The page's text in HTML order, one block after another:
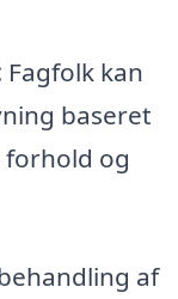
Fagfolk kan
baseret
forhold og
af